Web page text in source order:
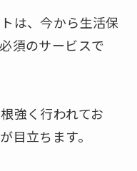
は、今から生活保
須のサービスで
強く行われてお
目立ちます。